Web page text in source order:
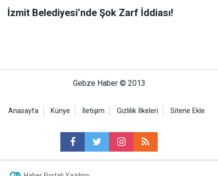
İzmit Belediyesi’nde Şok Zarf İddiası!
Gebze Haber © 2013
Anasayfa Künye İletişim Gizlilik İlkeleri Sitene Ekle